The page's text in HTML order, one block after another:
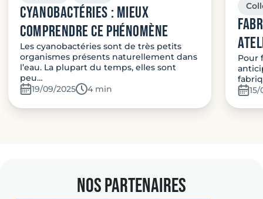
Cyanobactéries : mieux
comprendre ce phénomène
Les cyanobactéries sont de très petits
organismes présents naturellement dans
l’eau. La plupart du temps, elles sont
peu…
19/09/2025
Temps de lecture:
4 min
Pour
NOS PARTENAIRES